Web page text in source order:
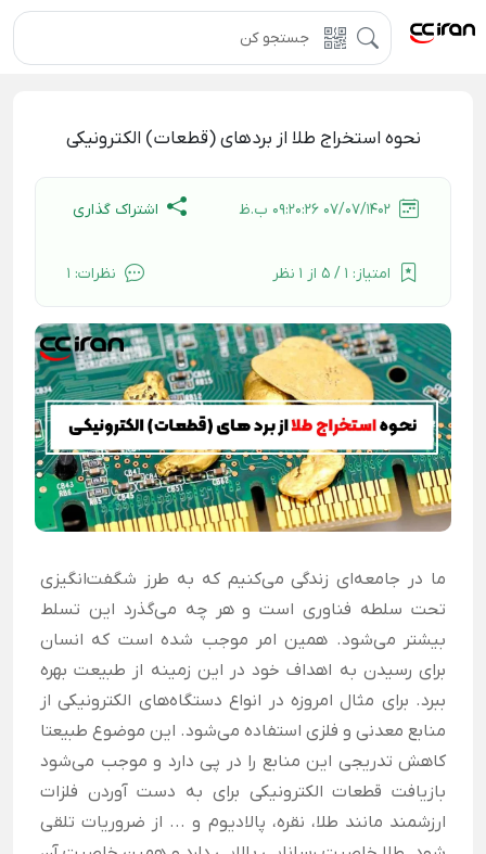
نحوه استخراج طلا از بردهای (قطعات) الکترونیکی
07/07/1402 09:20:26 ب.ظ اشتراک گذاری
امتیاز: 1 / 5 از 1 نظر نظرات: 1
ما در جامعه‌ای زندگی می‌کنیم که به طرز شگفت‌انگیزی
تحت سلطه فناوری است و هر چه می‌گذرد این تسلط
بیشتر می‌شود. همین امر موجب شده است که انسان
برای رسیدن به اهداف خود در این زمینه از طبیعت بهره
ببرد. برای مثال امروزه در انواع دستگاه‌های الکترونیکی از
منابع معدنی و فلزی استفاده می‌شود. این موضوع طبیعتا
کاهش تدریجی این منابع را در پی دارد و موجب می‌شود
بازیافت قطعات الکترونیکی برای به دست آوردن فلزات
ارزشمند مانند طلا، نقره، پالادیوم و ... از ضروریات تلقی